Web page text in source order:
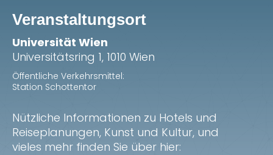
Veranstaltungsort
Universität Wien
Universitätsring 1, 1010 Wien
Öffentliche Verkehrsmittel:
Station Schottentor
Nützliche Informationen zu Hotels und
Reiseplanungen, Kunst und Kultur, und
vieles mehr finden Sie über hier: